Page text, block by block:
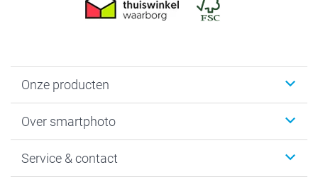
Onze producten
Fotoboeken
Fotocadeaus
Over smartphoto
Vacatures
Service & contact